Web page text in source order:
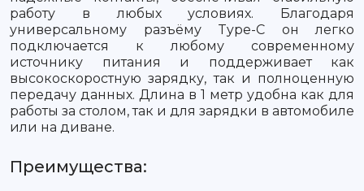
работу в любых условиях. Благодаря
универсальному разъёму Type-C он легко
подключается к любому современному
источнику питания и поддерживает как
высокоскоростную зарядку, так и полноценную
передачу данных. Длина в 1 метр удобна как для
работы за столом, так и для зарядки в автомобиле
или на диване.
Преимущества: